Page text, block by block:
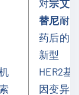
对宗艾
替尼耐
药后的
新型
HER2基
因变异